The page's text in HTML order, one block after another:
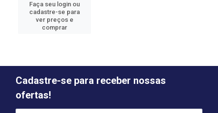
Faça seu login ou
cadastre-se para
ver preços e
comprar
Cadastre-se para receber nossas
ofertas!